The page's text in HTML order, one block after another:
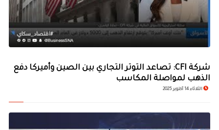
شركة CFI: تصاعد التوتر التجاري بين الصين وأميركا دفع
الذهب لمواصلة المكاسب
الثلاثاء 14 أكتوبر 2025